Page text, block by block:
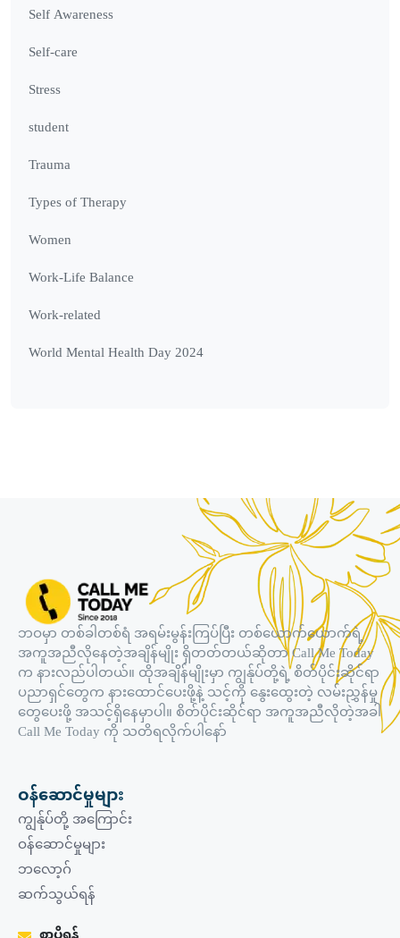
Self Awareness
Self-care
Stress
student
Trauma
Types of Therapy
Women
Work-Life Balance
Work-related
World Mental Health Day 2024
ဘဝမှာ တစ်ခါတစ်ရံ အရမ်းမွန်းကြပ်ပြီး တစ်ယောက်ယောက်ရဲ့
အကူအညီလိုနေတဲ့အချိန်မျိုး ရှိတတ်တယ်ဆိုတာ Call Me Today
က နားလည်ပါတယ်။ ထိုအချိန်မျိုးမှာ ကျွန်ုပ်တို့ရဲ့ စိတ်ပိုင်းဆိုင်ရာ
ပညာရှင်တွေက နားထောင်ပေးဖို့နဲ့ သင့်ကို နွေးထွေးတဲ့ လမ်းညွှန်မှု
တွေပေးဖို့ အသင့်ရှိနေမှာပါ။ စိတ်ပိုင်းဆိုင်ရာ အကူအညီလိုတဲ့အခါ
Call Me Today ကို သတိရလိုက်ပါနော်
ဝန်ဆောင်မှုများ
ကျွန်ုပ်တို့ အကြောင်း
ဝန်ဆောင်မှုများ
ဘလော့ဂ်
ဆက်သွယ်ရန်